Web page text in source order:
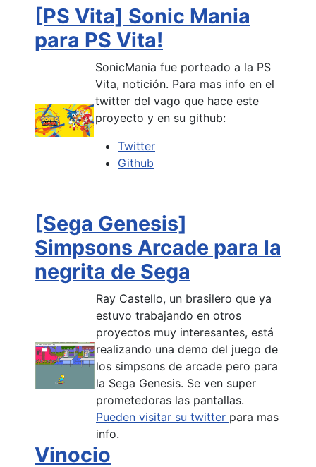
[PS Vita] Sonic Mania
para PS Vita!
SonicMania fue porteado a la PS
Vita, notición. Para mas info en el
twitter del vago que hace este
proyecto y en su github:
Twitter
Github
[Sega Genesis]
Simpsons Arcade para la
negrita de Sega
Ray Castello, un brasilero que ya
estuvo trabajando en otros
proyectos muy interesantes, está
realizando una demo del juego de
los simpsons de arcade pero para
la Sega Genesis. Se ven super
prometedoras las pantallas.
Pueden visitar su twitter para mas
info.
Vinocio